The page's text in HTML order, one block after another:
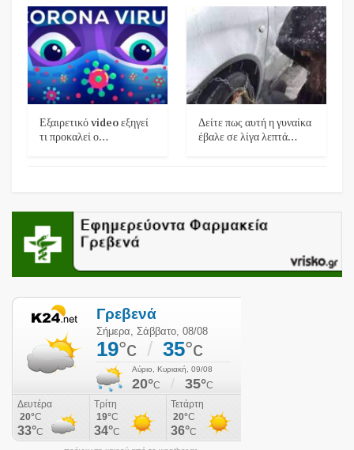
Εξαιρετικό video εξηγεί
τι προκαλεί ο…
Δείτε πως αυτή η γυναίκα
έβαλε σε λίγα λεπτά…